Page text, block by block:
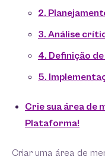
2.
3. Análise
4. Definição
5.
Crie sua área de
Plataforma!
Criar uma área de